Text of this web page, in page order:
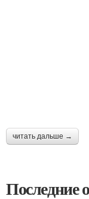
читать дальше →
Последние